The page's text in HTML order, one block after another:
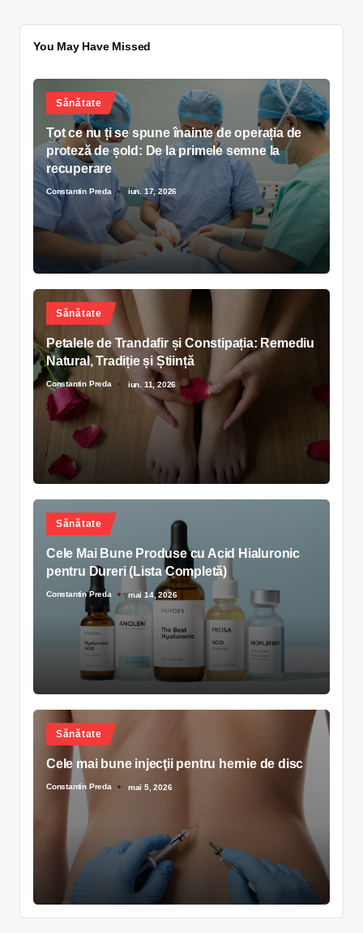
You May Have Missed
Sănătate
Tot ce nu ți se spune înainte de operația de
proteză de șold: De la primele semne la
recuperare
Constantin Preda iun. 17, 2026
Sănătate
Petalele de Trandafir și Constipația: Remediu
Natural, Tradiție și Știință
Constantin Preda iun. 11, 2026
Sănătate
Cele Mai Bune Produse cu Acid Hialuronic
pentru Dureri (Lista Completă)
Constantin Preda mai 14, 2026
Sănătate
Cele mai bune injecţii pentru hernie de disc
Constantin Preda mai 5, 2026